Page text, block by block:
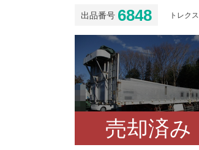
出品番号 6848 トレクス
売却済み